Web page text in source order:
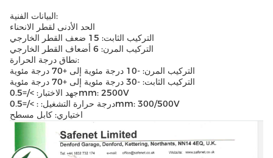
البيانات الفنية:
الحد الأدنى لقطر الانحناء
التركيب الثابت: 15 ضعف القطر الخارجي
التركيب المرن: 6 أضعاف القطر الخارجي
نطاق درجة الحرارة:
التركيب المرن: -10 درجة مئوية إلى +70 درجة مئوية
التركيب الثابت: -30 درجة مئوية إلى +70 درجة مئوية
جهد الاختبار: >/=0.5mm: 2500V
درجة حرارة التشغيل: : >/=0.5mm: 300/500V
اختياري: كابل مسطح